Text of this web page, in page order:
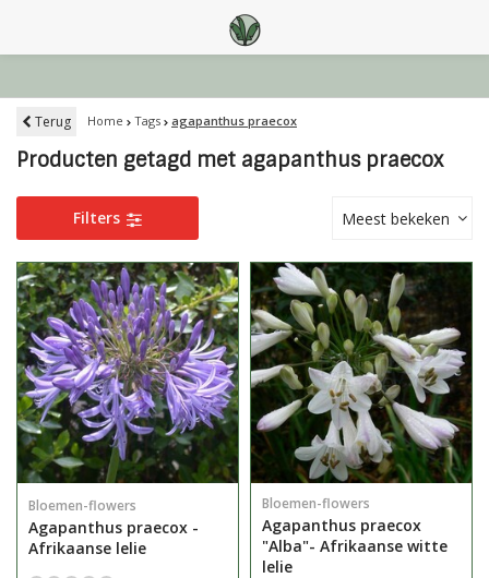
Terug Home Tags agapanthus praecox
Producten getagd met agapanthus praecox
Filters Meest bekeken
Bloemen-flowers
Agapanthus praecox -
Afrikaanse lelie
Bloemen-flowers
Agapanthus praecox
"Alba"- Afrikaanse witte
lelie